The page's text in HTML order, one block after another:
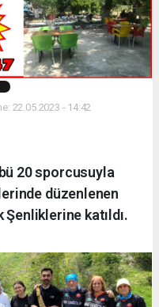
22.05.2023 - 14:42
20 sporcusuyla
düzenlenen
Şenliklerine katıldı.